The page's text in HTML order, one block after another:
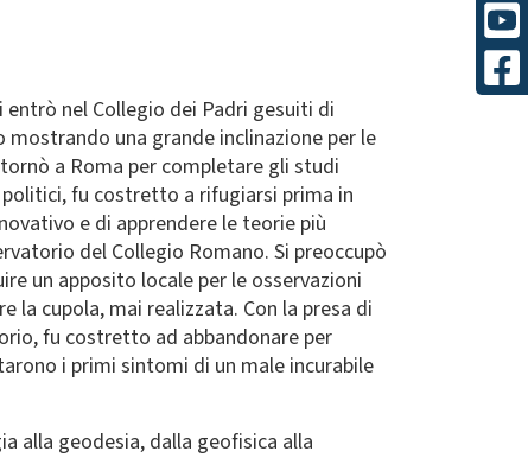
nel Collegio dei Padri gesuiti di
una grande inclinazione per le
a Roma per completare gli studi
fu costretto a rifugiarsi prima in
e di apprendere le teorie più
del Collegio Romano. Si preoccupò
un apposito locale per le osservazioni
cupola, mai realizzata. Con la presa di
fu costretto ad abbandonare per
i primi sintomi di un male incurabile
alla geodesia, dalla geofisica alla